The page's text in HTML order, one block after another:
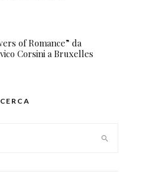
of Romance” da
Corsini a Bruxelles
CERCA